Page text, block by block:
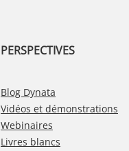
PERSPECTIVES
Blog Dynata
Vidéos et démonstrations
Webinaires
Livres blancs